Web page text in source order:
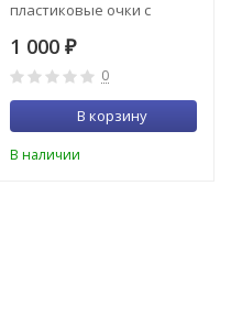
пластиковые очки с
1 000 ₽
0
В корзину
В наличии